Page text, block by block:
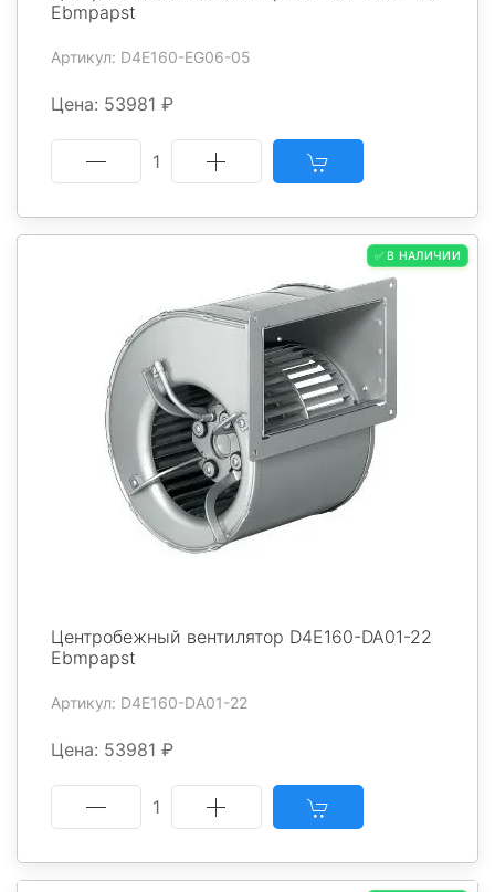
Ebmpapst
Артикул: D4E160-EG06-05
Цена: 53981 ₽
1
✅ В НАЛИЧИИ
Центробежный вентилятор D4E160-DA01-22
Ebmpapst
Артикул: D4E160-DA01-22
Цена: 53981 ₽
1